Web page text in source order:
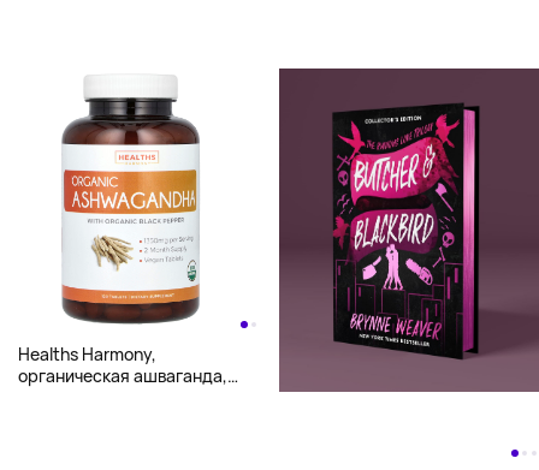
Healths Harmony,
органическая ашваганда,